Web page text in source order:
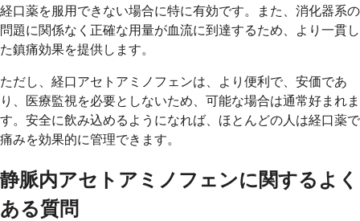
経口薬を服用できない場合に特に有効です。また、消化器系の
問題に関係なく正確な用量が血流に到達するため、より一貫し
た鎮痛効果を提供します。
ただし、経口アセトアミノフェンは、より便利で、安価であ
り、医療監視を必要としないため、可能な場合は通常好まれま
す。安全に飲み込めるようになれば、ほとんどの人は経口薬で
痛みを効果的に管理できます。
静脈内アセトアミノフェンに関するよく
ある質問